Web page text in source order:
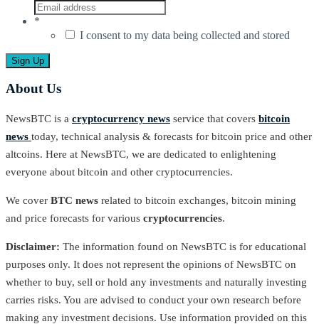
*
I consent to my data being collected and stored
About Us
NewsBTC is a cryptocurrency news service that covers bitcoin
news today, technical analysis & forecasts for bitcoin price and other
altcoins. Here at NewsBTC, we are dedicated to enlightening
everyone about bitcoin and other cryptocurrencies.
We cover BTC news related to bitcoin exchanges, bitcoin mining
and price forecasts for various cryptocurrencies.
Disclaimer: The information found on NewsBTC is for educational
purposes only. It does not represent the opinions of NewsBTC on
whether to buy, sell or hold any investments and naturally investing
carries risks. You are advised to conduct your own research before
making any investment decisions. Use information provided on this